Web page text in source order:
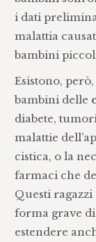
i dati
malattia
bambini
Esistono,
bambini delle
diabete,
malattie
cistica, o la
farmaci che
Questi
forma grave di
estendere